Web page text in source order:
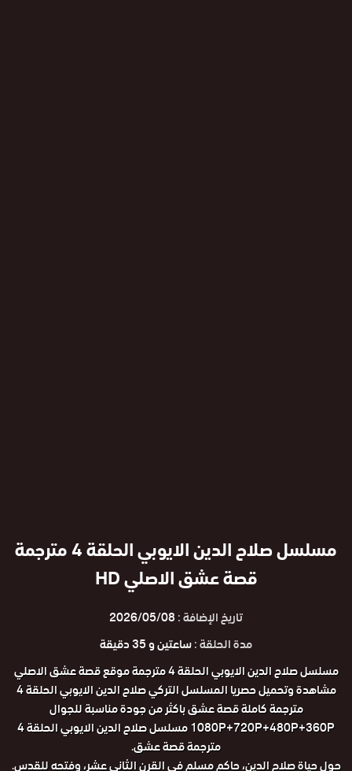
مسلسل صلاح الدين الايوبي الحلقة 4 مترجمة
قصة عشق الاصلي HD
تاريخ الإضافة :2026/05/08
مدة الحلقة :ساعتين و 35 دقيقة
مسلسل صلاح الدين الايوبي الحلقة 4 مترجمة موقع قصة عشق الاصلي
مشاهدة وتحميل حصريا المسلسل التركي صلاح الدين الايوبي الحلقة 4
مترجمة كاملة قصة عشق باكثر من جودة مناسبة للجوال
1080P+720P+480P+360P مسلسل صلاح الدين الايوبي الحلقة 4
مترجمة قصة عشق.
حول حياة صلاح الدين، حاكم مسلم في القرن الثاني عشر، وفتحه للقدس.